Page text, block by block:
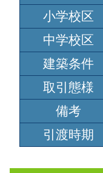
小学校区
中学校区
建築条件
取引態様
備考
引渡時期